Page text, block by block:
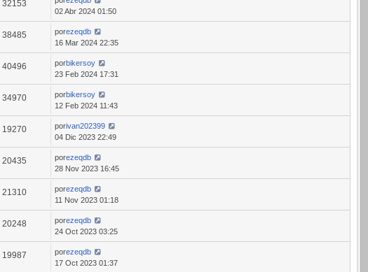
32153
02 Abr 2024 01:50
38485 porezeqdb
16 Mar 2024 22:35
40496 porbikersoy
23 Feb 2024 17:31
34970 porbikersoy
12 Feb 2024 11:43
19270 porivan202399
04 Dic 2023 22:49
20435 porezeqdb
28 Nov 2023 16:45
21310 porezeqdb
11 Nov 2023 01:18
20248 porezeqdb
24 Oct 2023 03:25
19987 porezeqdb
17 Oct 2023 01:37